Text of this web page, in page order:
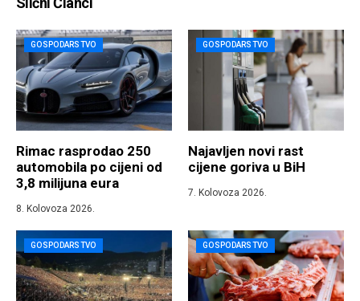
GOSPODARSTVO
Rimac rasprodao 250
automobila po cijeni od
3,8 milijuna eura
8. Kolovoza 2026.
GOSPODARSTVO
Najavljen novi rast
cijene goriva u BiH
7. Kolovoza 2026.
GOSPODARSTVO GOSPODARSTVO